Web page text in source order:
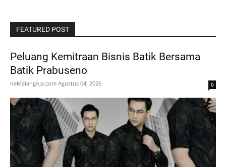
FEATURED POST
Peluang Kemitraan Bisnis Batik Bersama
Batik Prabuseno
KeMalangAja.com Agustus 04, 2026 0